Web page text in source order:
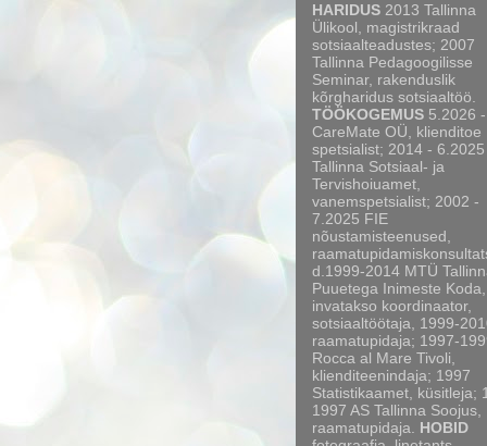
HARIDUS 2013 Tallinna
Ülikool, magistrikraad
sotsiaalteadustes; 2007
Tallinna Pedagoogilisse
Seminar, rakenduslik
kõrgharidus sotsiaaltöö.
TÖÖKOGEMUS 5.2026
CareMate OÜ, klienditoe
spetsialist; 2014 - 6.2025
Tallinna Sotsiaal- ja
Tervishoiuamet,
vanemspetsialist; 2002 -
7.2025 FIE
nõustamisteenused,
d.1999-2014 MTÜ
Puuetega Inimeste Koda,
invatakso koordinaator,
sotsiaaltöötaja, 1999-
raamatupidaja; 1997-
Rocca al Mare Tivoli,
klienditeenindaja; 1997
Statistikaamet, küsitleja;
1997 AS Tallinna Soojus,
raamatupidaja. HOBID